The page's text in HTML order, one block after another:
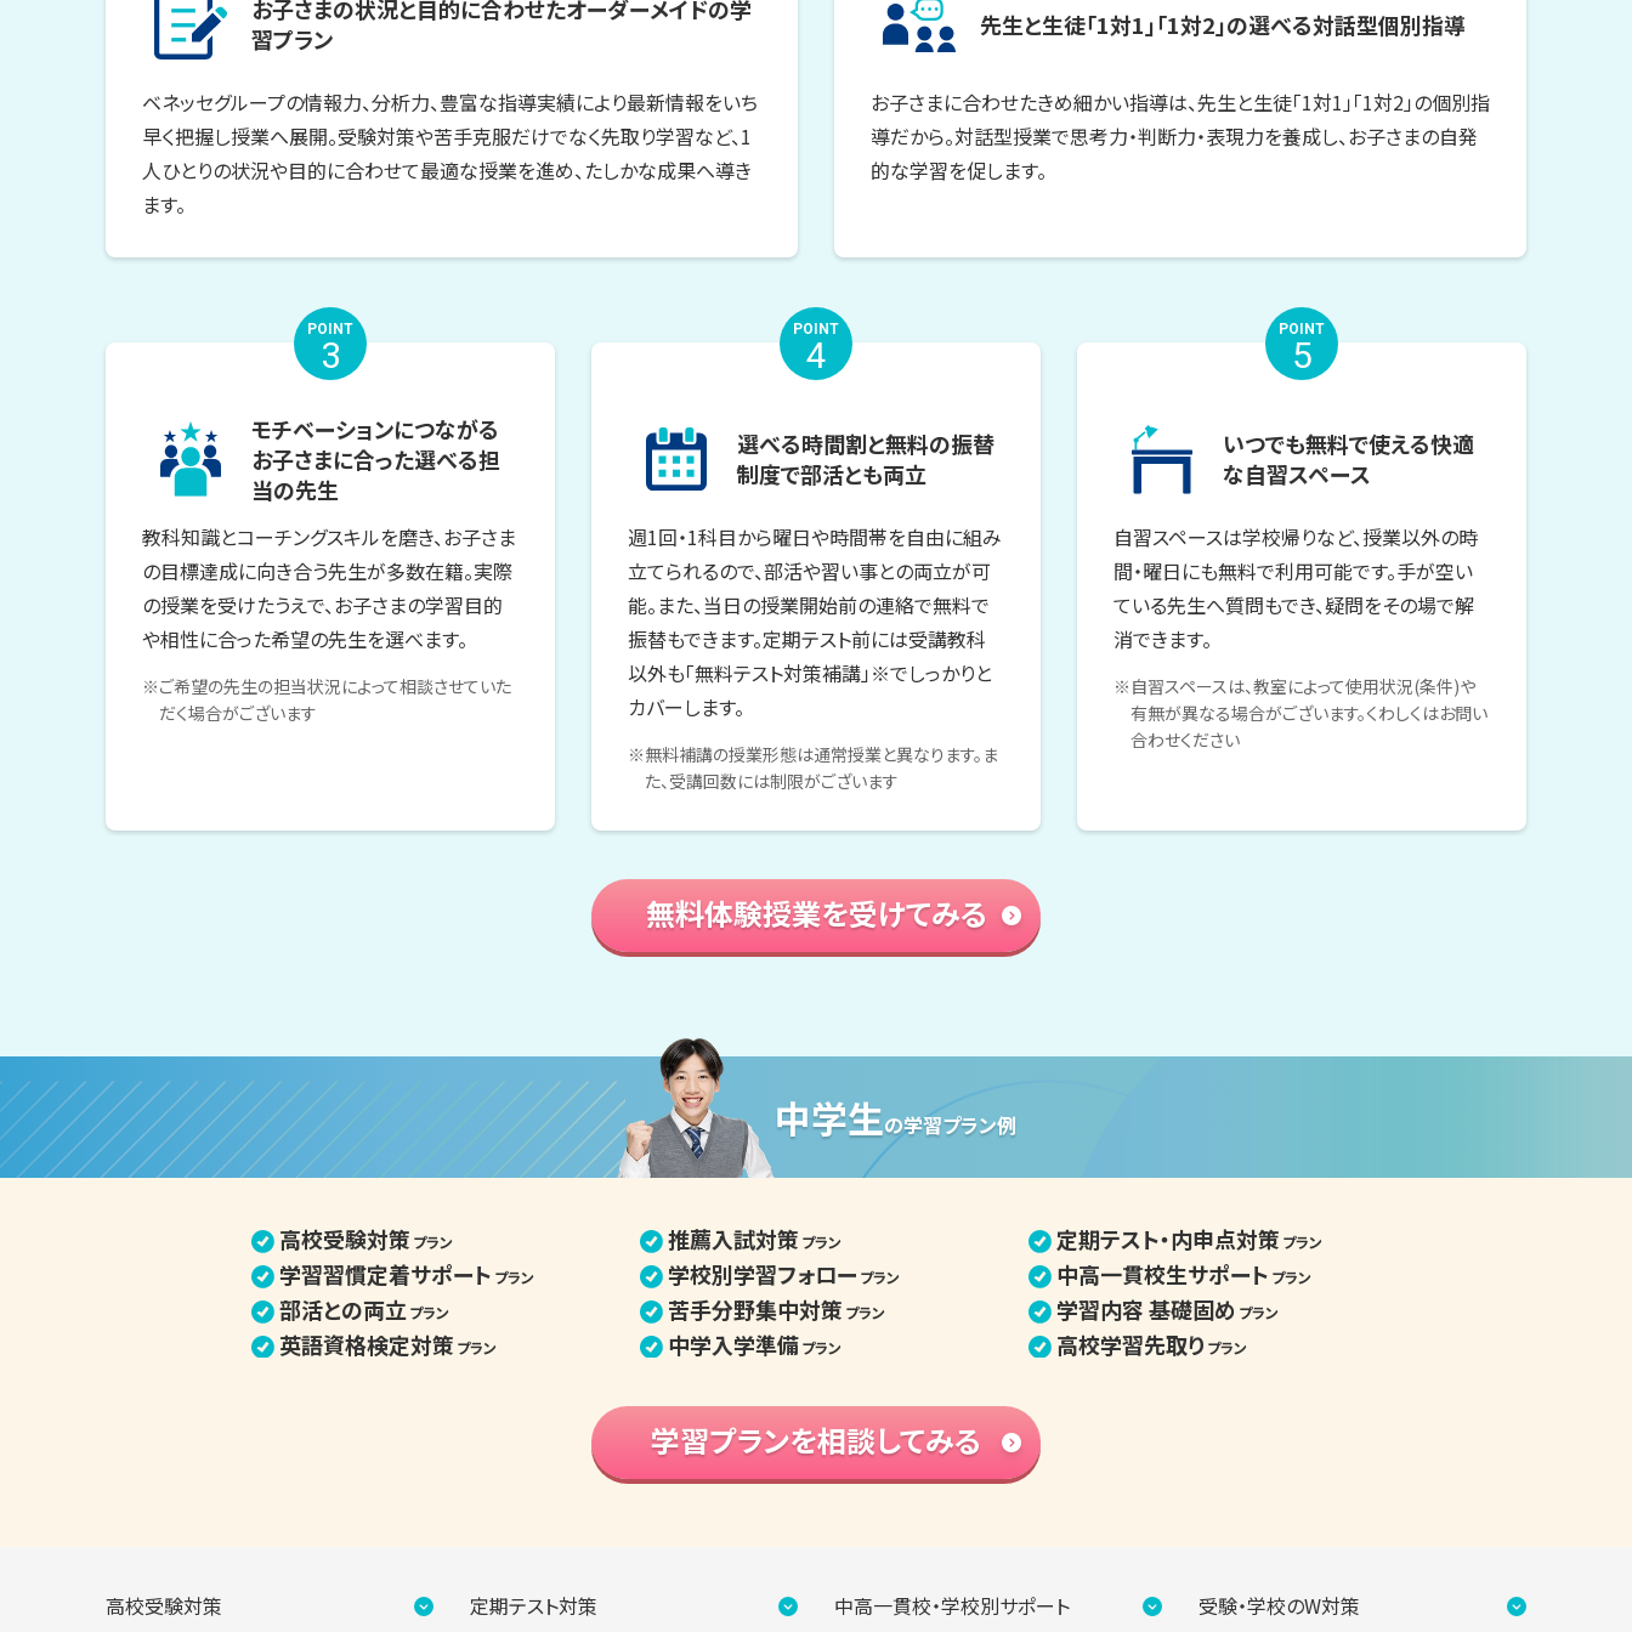
お子さまの状況と目的に合わせたオーダーメイドの学
習プラン
ベネッセグループの情報力、分析力、豊富な指導実績により最新情報をいち
早く把握し授業へ展開。受験対策や苦手克服だけでなく先取り学習など、1
人ひとりの状況や目的に合わせて最適な授業を進め、たしかな成果へ導き
ます。
先生と生徒「1対1」「1対2」の選べる対話型個別指導
お子さまに合わせたきめ細かい指導は、先生と生徒「1対1」「1対2」の個別指
導だから。対話型授業で思考力・判断力・表現力を養成し、お子さまの自発
的な学習を促します。
POINT
3
モチベーションにつながる
お子さまに合った選べる担
当の先生
教科知識とコーチングスキルを磨き、お子さま
の目標達成に向き合う先生が多数在籍。実際
の授業を受けたうえで、お子さまの学習目的
や相性に合った希望の先生を選べます。
※ご希望の先生の担当状況によって相談させていた
だく場合がございます
POINT
4
選べる時間割と無料の振替
制度で部活とも両立
週1回・1科目から曜日や時間帯を自由に組み
立てられるので、部活や習い事との両立が可
能。また、当日の授業開始前の連絡で無料で
振替もできます。定期テスト前には受講教科
以外も「無料テスト対策補講」※でしっかりと
カバーします。
※無料補講の授業形態は通常授業と異なります。ま
た、受講回数には制限がございます
POINT
5
いつでも無料で使える快適
な自習スペース
自習スペースは学校帰りなど、授業以外の時
間・曜日にも無料で利用可能です。手が空い
ている先生へ質問もでき、疑問をその場で解
消できます。
※自習スペースは、教室によって使用状況(条件)や
有無が異なる場合がございます。くわしくはお問い
合わせください
無料体験授業を受けてみる
中学生の学習プラン例
高校受験対策 プラン 推薦入試対策 プラン 定期テスト・内申点対策 プラン
学習習慣定着サポート プラン 学校別学習フォロー プラン 中高一貫校生サポート プラン
部活との両立プラン 苦手分野集中対策 プラン 学習内容 基礎固め プラン
英語資格検定対策 プラン 中学入学準備プラン 高校学習先取り プラン
学習プランを相談してみる
高校受験対策 定期テスト対策 中高一貫校・学校別サポート 受験・学校のW対策